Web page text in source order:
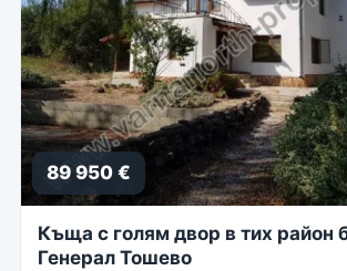
89 950 €
Къща с голям двор в тих район
Генерал Тошево